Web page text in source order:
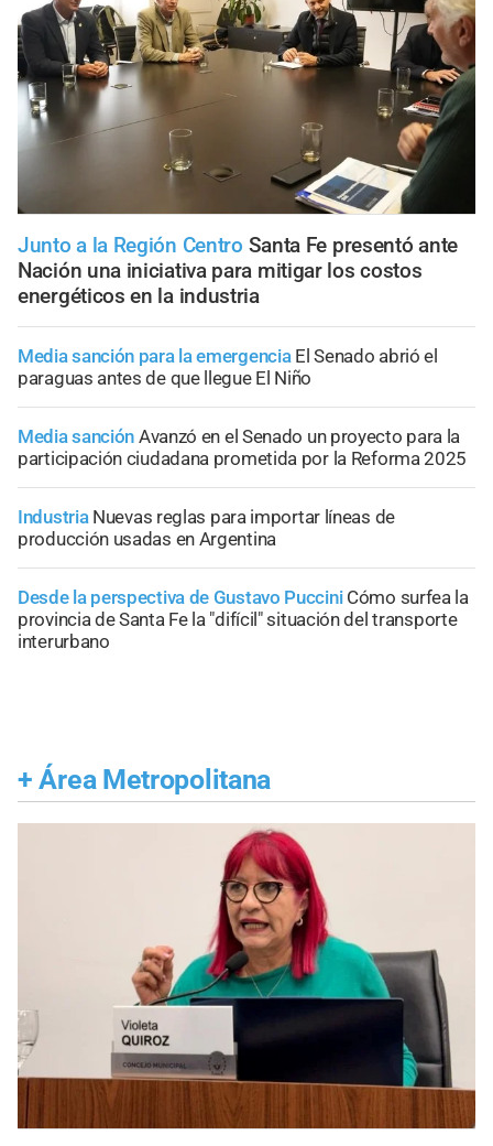
Junto a la Región Centro Santa Fe presentó ante
Nación una iniciativa para mitigar los costos
energéticos en la industria
Media sanción para la emergencia El Senado abrió el
paraguas antes de que llegue El Niño
Media sanción Avanzó en el Senado un proyecto para la
participación ciudadana prometida por la Reforma 2025
Industria Nuevas reglas para importar líneas de
producción usadas en Argentina
Desde la perspectiva de Gustavo Puccini Cómo surfea la
provincia de Santa Fe la "difícil" situación del transporte
interurbano
+ Área Metropolitana